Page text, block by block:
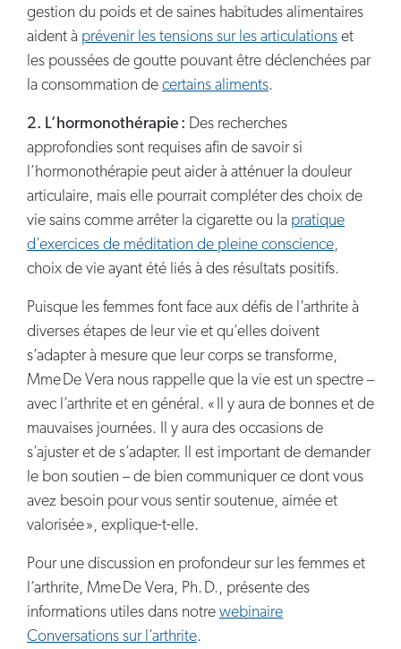
gestion du poids et de saines habitudes alimentaires
aident à prévenir les tensions sur les articulations et
les poussées de goutte pouvant être déclenchées par
la consommation de certains aliments.
2. L’hormonothérapie : Des recherches
approfondies sont requises afin de savoir si
l’hormonothérapie peut aider à atténuer la douleur
articulaire, mais elle pourrait compléter des choix de
vie sains comme arrêter la cigarette ou la pratique
d’exercices de méditation de pleine conscience,
choix de vie ayant été liés à des résultats positifs.
Puisque les femmes font face aux défis de l’arthrite à
diverses étapes de leur vie et qu’elles doivent
s’adapter à mesure que leur corps se transforme,
Mme De Vera nous rappelle que la vie est un spectre –
avec l’arthrite et en général. « Il y aura de bonnes et de
mauvaises journées. Il y aura des occasions de
s’ajuster et de s’adapter. Il est important de demander
le bon soutien – de bien communiquer ce dont vous
avez besoin pour vous sentir soutenue, aimée et
valorisée », explique-t-elle.
Pour une discussion en profondeur sur les femmes et
l’arthrite, Mme De Vera, Ph. D., présente des
informations utiles dans notre webinaire
Conversations sur l’arthrite.